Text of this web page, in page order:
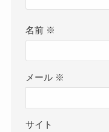
名前 ※
メール ※
サイト